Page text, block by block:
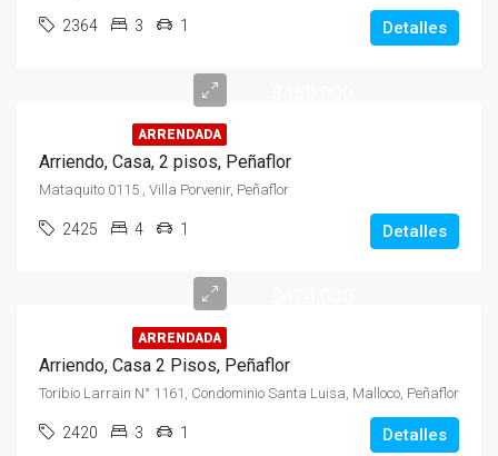
2364 3 1 Detalles
ARRENDADA
Arriendo, Casa, 2 pisos, Peñaflor
Mataquito 0115 , Villa Porvenir, Peñaflor
2425 4 1 Detalles
ARRENDADA
Arriendo, Casa 2 Pisos, Peñaflor
Toribio Larrain N° 1161, Condominio Santa Luisa, Malloco, Peñaflor
2420 3 1 Detalles